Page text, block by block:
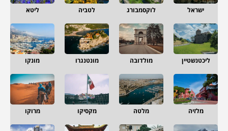
ישראל לוקסמבורג לטביה ליטא
ליכטנשטיין מולדובה מונטנגרו מונקו
מלזיה מלטה מקסיקו מרוקו